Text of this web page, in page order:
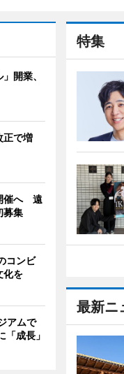
特集
最新ニ
開業、
正で増
催へ 遠
募集
コンビ
化を
アムで
成長」